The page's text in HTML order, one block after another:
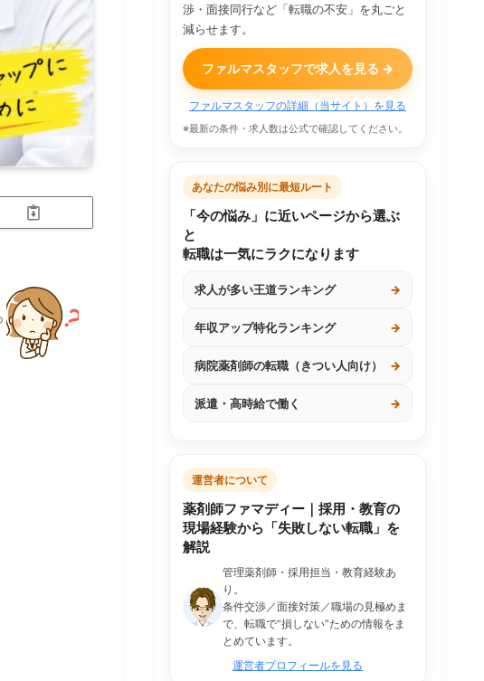
渉・面接同行など「転職の不安」を丸ごと
減らせます。
ファルマスタッフで求人を見る →
ファルマスタッフの詳細（当サイト）を見る
※最新の条件・求人数は公式で確認してください。
あなたの悩み別に最短ルート
「今の悩み」に近いページから選ぶ
と
転職は一気にラクになります
求人が多い王道ランキング →
年収アップ特化ランキング →
病院薬剤師の転職（きつい人向け） →
派遣・高時給で働く →
運営者について
薬剤師ファマディー｜採用・教育の
現場経験から「失敗しない転職」を
解説
管理薬剤師・採用担当・教育経験あ
り。
条件交渉／面接対策／職場の見極めま
で、転職で“損しない”ための情報をま
とめています。
運営者プロフィールを見る